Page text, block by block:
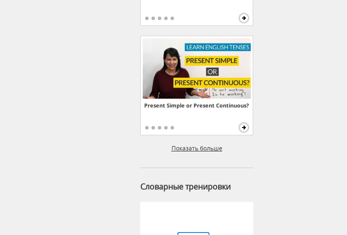
Present Simple or Present Continuous?
Показать больше
Словарные тренировки